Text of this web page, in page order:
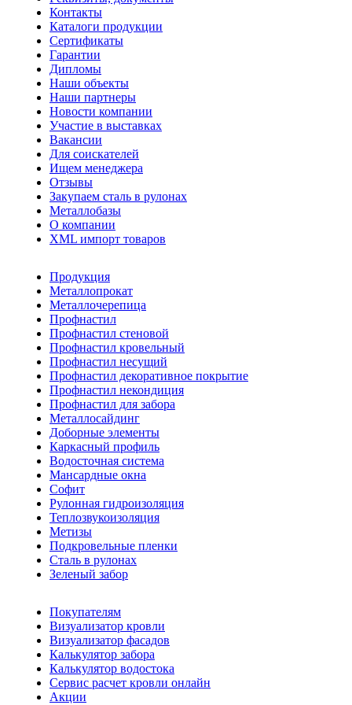
Контакты
Каталоги продукции
Сертификаты
Гарантии
Дипломы
Наши объекты
Наши партнеры
Новости компании
Участие в выставках
Вакансии
Для соискателей
Ищем менеджера
Отзывы
Закупаем сталь в рулонах
Металлобазы
О компании
XML импорт товаров
Продукция
Металлопрокат
Металлочерепица
Профнастил
Профнастил стеновой
Профнастил кровельный
Профнастил несущий
Профнастил декоративное покрытие
Профнастил некондиция
Профнастил для забора
Металлосайдинг
Доборные элементы
Каркасный профиль
Водосточная система
Мансардные окна
Софит
Рулонная гидроизоляция
Теплозвукоизоляция
Метизы
Подкровельные пленки
Сталь в рулонах
Зеленый забор
Покупателям
Визуализатор кровли
Визуализатор фасадов
Калькулятор забора
Калькулятор водостока
Сервис расчет кровли онлайн
Акции